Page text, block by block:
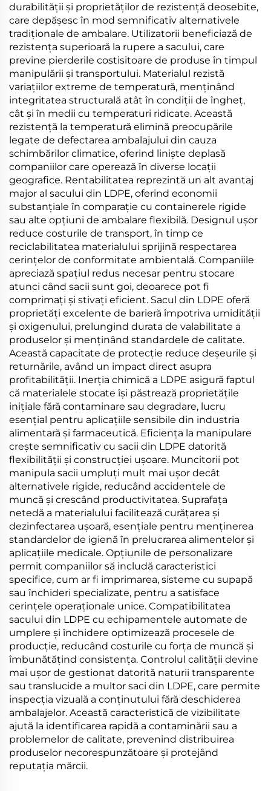
durabilității și proprietăților de rezistență deosebite,
care depășesc în mod semnificativ alternativele
tradiționale de ambalare. Utilizatorii beneficiază de
rezistența superioară la rupere a sacului, care
previne pierderile costisitoare de produse în timpul
manipulării și transportului. Materialul rezistă
variațiilor extreme de temperatură, menținând
integritatea structurală atât în condiții de îngheț,
cât și în medii cu temperaturi ridicate. Această
rezistență la temperatură elimină preocupările
legate de defectarea ambalajului din cauza
schimbărilor climatice, oferind liniște deplasă
companiilor care operează în diverse locații
geografice. Rentabilitatea reprezintă un alt avantaj
major al sacului din LDPE, oferind economii
substanțiale în comparație cu containerele rigide
sau alte opțiuni de ambalare flexibilă. Designul ușor
reduce costurile de transport, în timp ce
reciclabilitatea materialului sprijină respectarea
cerințelor de conformitate ambientală. Companiile
apreciază spațiul redus necesar pentru stocare
atunci când sacii sunt goi, deoarece pot fi
comprimați și stivați eficient. Sacul din LDPE oferă
proprietăți excelente de barieră împotriva umidității
și oxigenului, prelungind durata de valabilitate a
produselor și menținând standardele de calitate.
Această capacitate de protecție reduce deșeurile și
returnările, având un impact direct asupra
profitabilității. Inerția chimică a LDPE asigură faptul
că materialele stocate își păstrează proprietățile
inițiale fără contaminare sau degradare, lucru
esențial pentru aplicațiile sensibile din industria
alimentară și farmaceutică. Eficiența la manipulare
crește semnificativ cu sacii din LDPE datorită
flexibilității și construcției ușoare. Muncitorii pot
manipula sacii umpluți mult mai ușor decât
alternativele rigide, reducând accidentele de
muncă și crescând productivitatea. Suprafața
netedă a materialului facilitează curățarea și
dezinfectarea ușoară, esențiale pentru menținerea
standardelor de igienă în prelucrarea alimentelor și
aplicațiile medicale. Opțiunile de personalizare
permit companiilor să includă caracteristici
specifice, cum ar fi imprimarea, sisteme cu supapă
sau închideri specializate, pentru a satisface
cerințele operaționale unice. Compatibilitatea
sacului din LDPE cu echipamentele automate de
umplere și închidere optimizează procesele de
producție, reducând costurile cu forța de muncă și
îmbunătățind consistența. Controlul calității devine
mai ușor de gestionat datorită naturii transparente
sau translucide a multor saci din LDPE, care permite
inspecția vizuală a conținutului fără deschiderea
ambalajelor. Această caracteristică de vizibilitate
ajută la identificarea rapidă a contaminării sau a
problemelor de calitate, prevenind distribuirea
produselor necorespunzătoare și protejând
reputația mărcii.